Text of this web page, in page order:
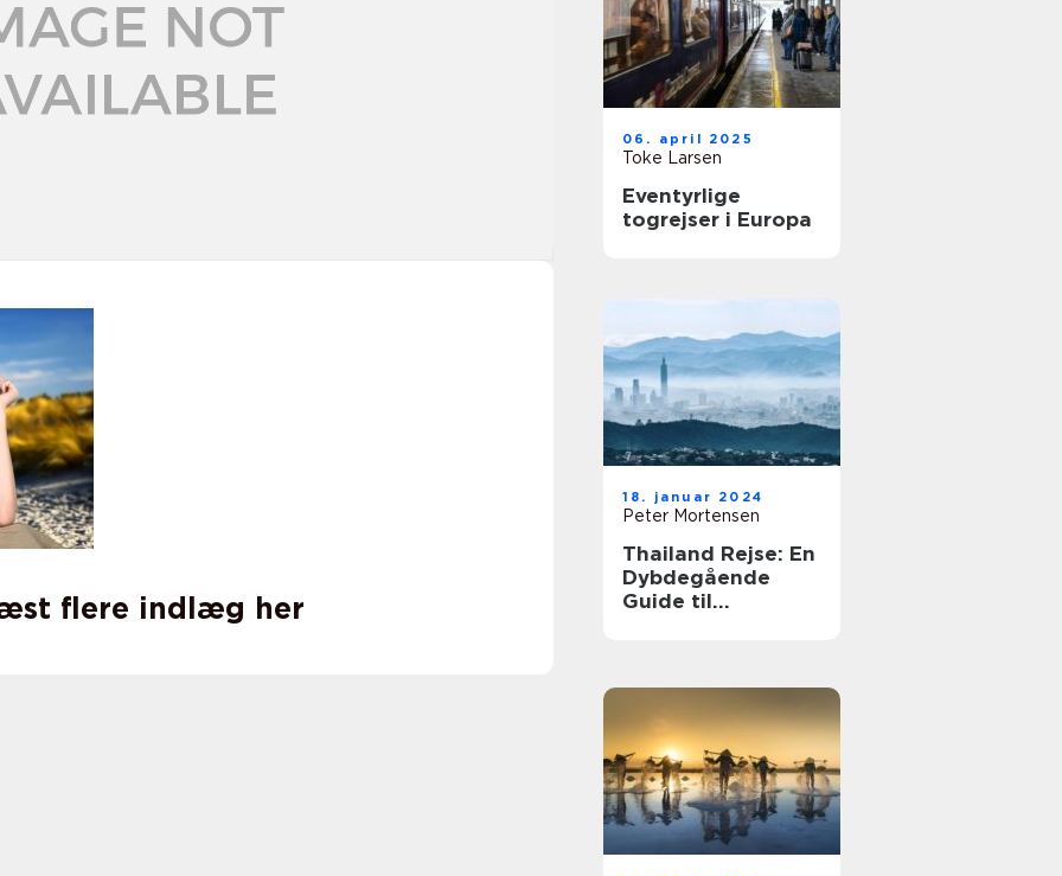
flere indlæg her
06. april 2025
Toke Larsen
Eventyrlige
togrejser i Europa
18. januar 2024
Peter Mortensen
Thailand Rejse: En
Dybdegående
Guide til